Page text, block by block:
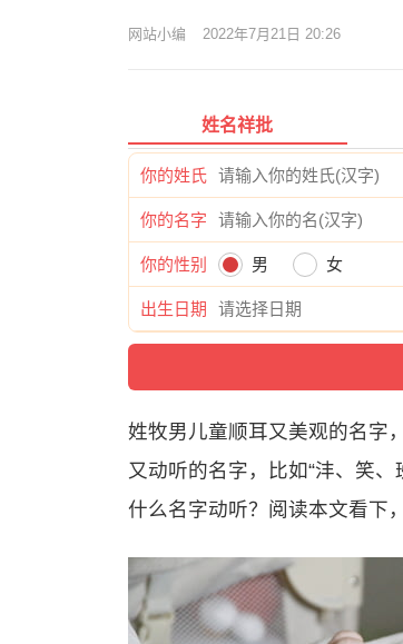
网站小编 2022年7月21日 20:26
姓名祥批
你的姓氏
你的名字
你的性别 男 女
出生日期
姓牧男儿童顺耳又美观的名字
又动听的名字，比如“沣、笑
什么名字动听？阅读本文看下